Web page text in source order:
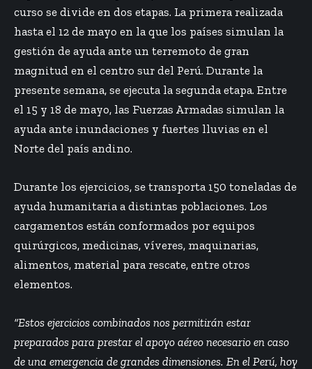
curso se divide en dos etapas. La primera realizada
hasta el 12 de mayo en la que los países simulan la
gestión de ayuda ante un terremoto de gran
magnitud en el centro sur del Perú. Durante la
presente semana, se ejecuta la segunda etapa. Entre
el 15 y 18 de mayo, las Fuerzas Armadas simulan la
ayuda ante inundaciones y fuertes lluvias en el
Norte del país andino.
Durante los ejercicios, se transporta 150 toneladas de
ayuda humanitaria a distintas poblaciones. Los
cargamentos están conformados por equipos
quirúrgicos, medicinas, víveres, maquinarias,
alimentos, material para rescate, entre otros
elementos.
“Estos ejercicios combinados nos permitirán estar
preparados para prestar el apoyo aéreo necesario en caso
de una emergencia de grandes dimensiones. En el Perú, hoy